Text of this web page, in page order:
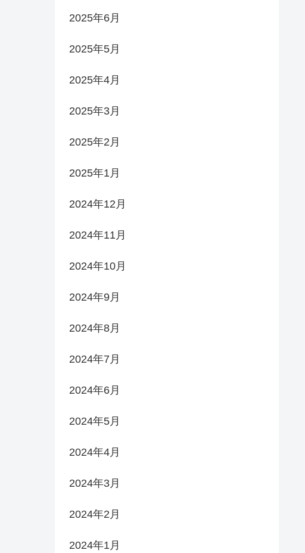
2025年6月
2025年5月
2025年4月
2025年3月
2025年2月
2025年1月
2024年12月
2024年11月
2024年10月
2024年9月
2024年8月
2024年7月
2024年6月
2024年5月
2024年4月
2024年3月
2024年2月
2024年1月